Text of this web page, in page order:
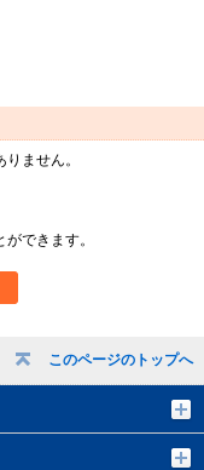
このページのトップへ
ません。
できます。